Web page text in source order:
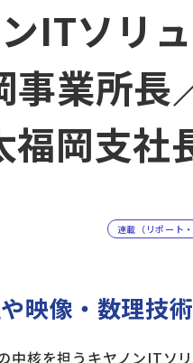
ITソリ
事業所長
福岡支社
連載（リポート
映像・数理技
核を担うキヤノンITソ